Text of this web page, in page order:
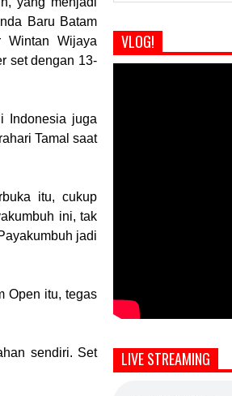
Baru Batam
Wintan Wijaya
set dengan 13-
Indonesia juga
Tamal saat
itu, cukup
ini, tak
jadi
Open itu, tegas
sendiri. Set
VLOG!
LIVE STREAMING